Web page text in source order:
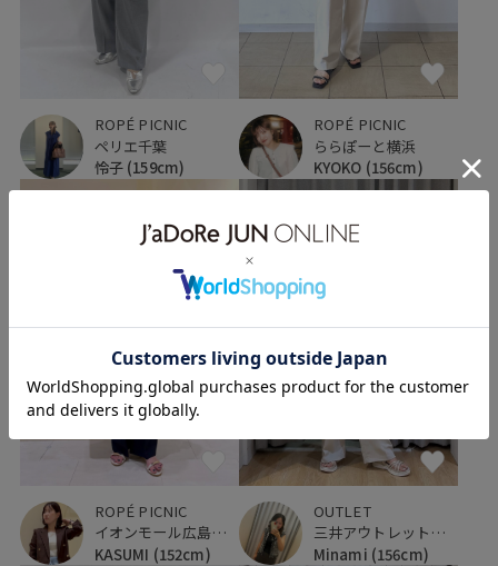
ROPÉ PICNIC
ペリエ千葉
怜子 (159cm)
ROPÉ PICNIC
ららぽーと横浜
KYOKO (156cm)
ROPÉ PICNIC
イオンモール広島府中
KASUMI (152cm)
OUTLET
三井アウトレットパーク ジャズドリーム長島
Minami (156cm)